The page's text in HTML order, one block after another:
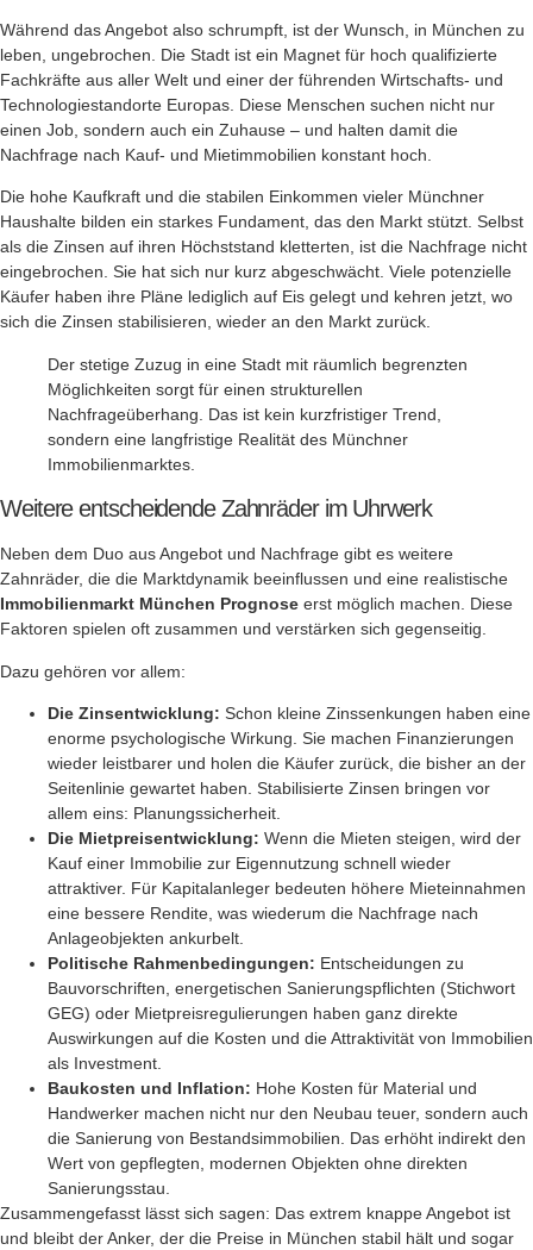
Während das Angebot also schrumpft, ist der Wunsch, in München zu
leben, ungebrochen. Die Stadt ist ein Magnet für hoch qualifizierte
Fachkräfte aus aller Welt und einer der führenden Wirtschafts- und
Technologiestandorte Europas. Diese Menschen suchen nicht nur
einen Job, sondern auch ein Zuhause – und halten damit die
Nachfrage nach Kauf- und Mietimmobilien konstant hoch.
Die hohe Kaufkraft und die stabilen Einkommen vieler Münchner
Haushalte bilden ein starkes Fundament, das den Markt stützt. Selbst
als die Zinsen auf ihren Höchststand kletterten, ist die Nachfrage nicht
eingebrochen. Sie hat sich nur kurz abgeschwächt. Viele potenzielle
Käufer haben ihre Pläne lediglich auf Eis gelegt und kehren jetzt, wo
sich die Zinsen stabilisieren, wieder an den Markt zurück.
Der stetige Zuzug in eine Stadt mit räumlich begrenzten
Möglichkeiten sorgt für einen strukturellen
Nachfrageüberhang. Das ist kein kurzfristiger Trend,
sondern eine langfristige Realität des Münchner
Immobilienmarktes.
Weitere entscheidende Zahnräder im Uhrwerk
Neben dem Duo aus Angebot und Nachfrage gibt es weitere
Zahnräder, die die Marktdynamik beeinflussen und eine realistische
Immobilienmarkt München Prognose erst möglich machen. Diese
Faktoren spielen oft zusammen und verstärken sich gegenseitig.
Dazu gehören vor allem:
Die Zinsentwicklung: Schon kleine Zinssenkungen haben eine
enorme psychologische Wirkung. Sie machen Finanzierungen
wieder leistbarer und holen die Käufer zurück, die bisher an der
Seitenlinie gewartet haben. Stabilisierte Zinsen bringen vor
allem eins: Planungssicherheit.
Die Mietpreisentwicklung: Wenn die Mieten steigen, wird der
Kauf einer Immobilie zur Eigennutzung schnell wieder
attraktiver. Für Kapitalanleger bedeuten höhere Mieteinnahmen
eine bessere Rendite, was wiederum die Nachfrage nach
Anlageobjekten ankurbelt.
Politische Rahmenbedingungen: Entscheidungen zu
Bauvorschriften, energetischen Sanierungspflichten (Stichwort
GEG) oder Mietpreisregulierungen haben ganz direkte
Auswirkungen auf die Kosten und die Attraktivität von Immobilien
als Investment.
Baukosten und Inflation: Hohe Kosten für Material und
Handwerker machen nicht nur den Neubau teuer, sondern auch
die Sanierung von Bestandsimmobilien. Das erhöht indirekt den
Wert von gepflegten, modernen Objekten ohne direkten
Sanierungsstau.
Zusammengefasst lässt sich sagen: Das extrem knappe Angebot ist
und bleibt der Anker, der die Preise in München stabil hält und sogar